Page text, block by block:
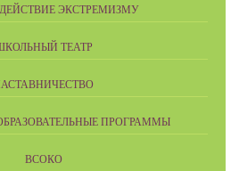
ЭКСТРЕМИЗМУ
ТЕАТР
ПРОГРАММЫ
ВСОКО